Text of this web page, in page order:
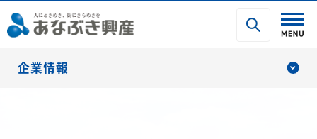
企業情報